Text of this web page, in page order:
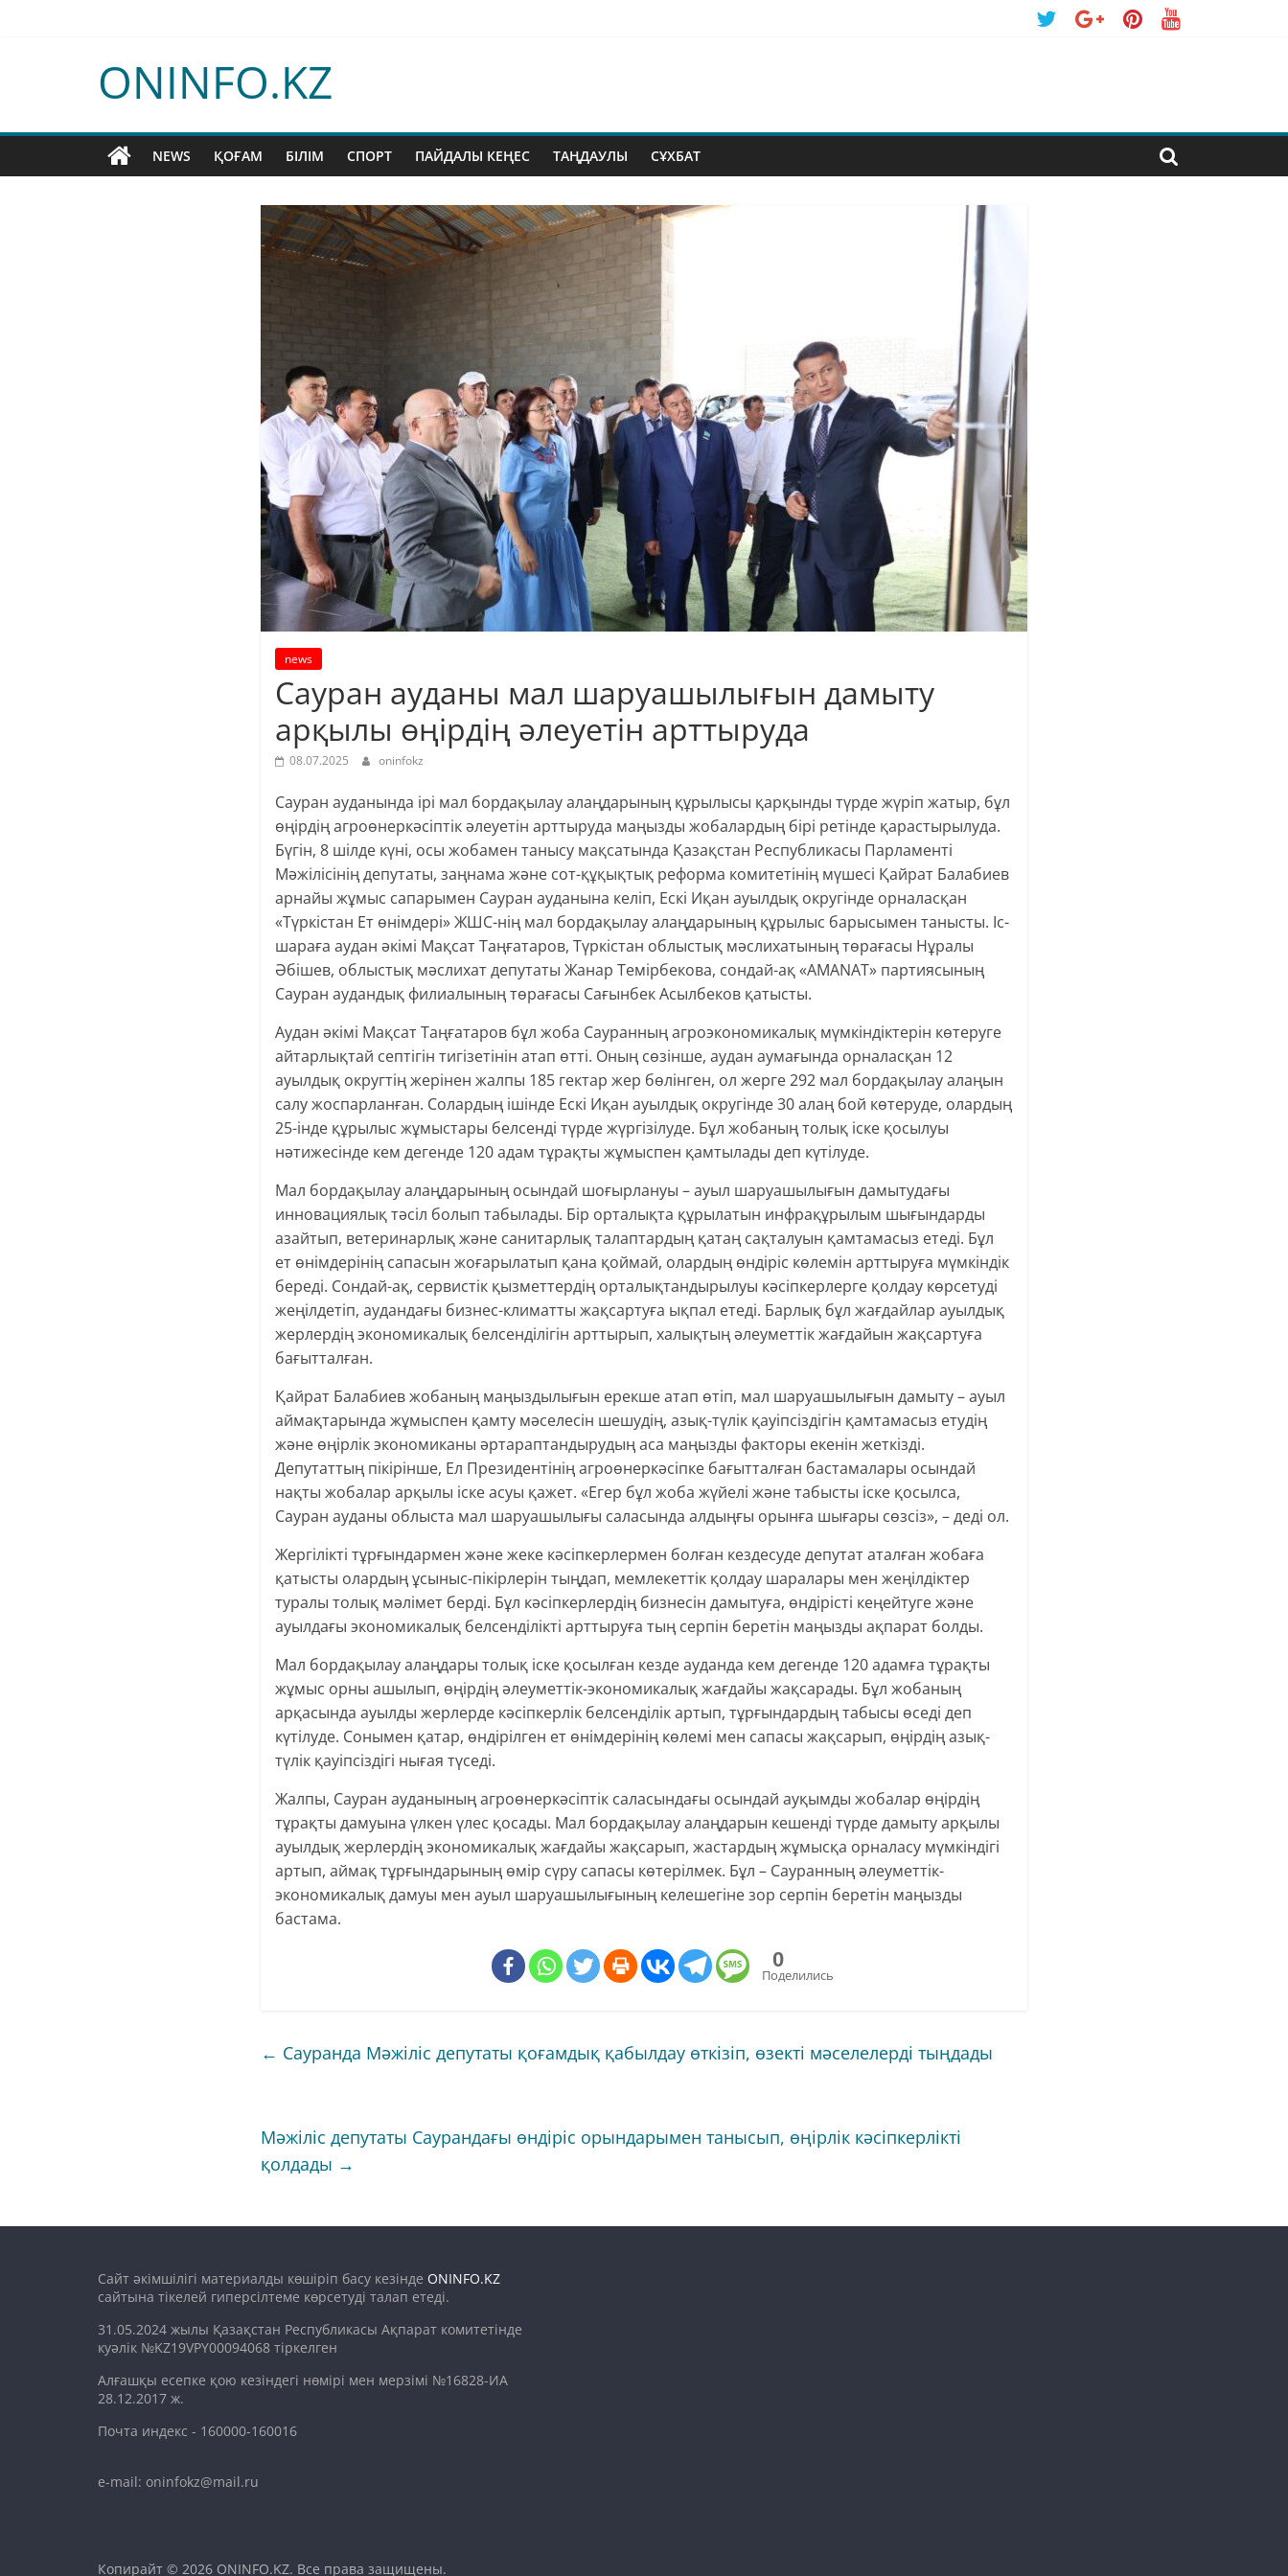
ONINFO.KZ
NEWS ҚОҒАМ БІЛІМ СПОРТ ПАЙДАЛЫ КЕҢЕС ТАҢДАУЛЫ СҰХБАТ
news
Сауран ауданы мал шаруашылығын дамыту
арқылы өңірдің әлеуетін арттыруда
08.07.2025 oninfokz
Сауран ауданында ірі мал бордақылау алаңдарының құрылысы қарқынды түрде жүріп жатыр, бұл
өңірдің агроөнеркәсіптік әлеуетін арттыруда маңызды жобалардың бірі ретінде қарастырылуда.
Бүгін, 8 шілде күні, осы жобамен танысу мақсатында Қазақстан Республикасы Парламенті
Мәжілісінің депутаты, заңнама және сот-құқықтық реформа комитетінің мүшесі Қайрат Балабиев
арнайы жұмыс сапарымен Сауран ауданына келіп, Ескі Иқан ауылдық округінде орналасқан
«Түркістан Ет өнімдері» ЖШС-нің мал бордақылау алаңдарының құрылыс барысымен танысты. Іс-
шараға аудан әкімі Мақсат Таңғатаров, Түркістан облыстық мәслихатының төрағасы Нұралы
Әбішев, облыстық мәслихат депутаты Жанар Темірбекова, сондай-ақ «AMANAT» партиясының
Сауран аудандық филиалының төрағасы Сағынбек Асылбеков қатысты.
Аудан әкімі Мақсат Таңғатаров бұл жоба Сауранның агроэкономикалық мүмкіндіктерін көтеруге
айтарлықтай септігін тигізетінін атап өтті. Оның сөзінше, аудан аумағында орналасқан 12
ауылдық округтің жерінен жалпы 185 гектар жер бөлінген, ол жерге 292 мал бордақылау алаңын
салу жоспарланған. Солардың ішінде Ескі Иқан ауылдық округінде 30 алаң бой көтеруде, олардың
25-інде құрылыс жұмыстары белсенді түрде жүргізілуде. Бұл жобаның толық іске қосылуы
нәтижесінде кем дегенде 120 адам тұрақты жұмыспен қамтылады деп күтілуде.
Мал бордақылау алаңдарының осындай шоғырлануы – ауыл шаруашылығын дамытудағы
инновациялық тәсіл болып табылады. Бір орталықта құрылатын инфрақұрылым шығындарды
азайтып, ветеринарлық және санитарлық талаптардың қатаң сақталуын қамтамасыз етеді. Бұл
ет өнімдерінің сапасын жоғарылатып қана қоймай, олардың өндіріс көлемін арттыруға мүмкіндік
береді. Сондай-ақ, сервистік қызметтердің орталықтандырылуы кәсіпкерлерге қолдау көрсетуді
жеңілдетіп, аудандағы бизнес-климатты жақсартуға ықпал етеді. Барлық бұл жағдайлар ауылдық
жерлердің экономикалық белсенділігін арттырып, халықтың әлеуметтік жағдайын жақсартуға
бағытталған.
Қайрат Балабиев жобаның маңыздылығын ерекше атап өтіп, мал шаруашылығын дамыту – ауыл
аймақтарында жұмыспен қамту мәселесін шешудің, азық-түлік қауіпсіздігін қамтамасыз етудің
және өңірлік экономиканы әртараптандырудың аса маңызды факторы екенін жеткізді.
Депутаттың пікірінше, Ел Президентінің агроөнеркәсіпке бағытталған бастамалары осындай
нақты жобалар арқылы іске асуы қажет. «Егер бұл жоба жүйелі және табысты іске қосылса,
Сауран ауданы облыста мал шаруашылығы саласында алдыңғы орынға шығары сөзсіз», – деді ол.
Жергілікті тұрғындармен және жеке кәсіпкерлермен болған кездесуде депутат аталған жобаға
қатысты олардың ұсыныс-пікірлерін тыңдап, мемлекеттік қолдау шаралары мен жеңілдіктер
туралы толық мәлімет берді. Бұл кәсіпкерлердің бизнесін дамытуға, өндірісті кеңейтуге және
ауылдағы экономикалық белсенділікті арттыруға тың серпін беретін маңызды ақпарат болды.
Мал бордақылау алаңдары толық іске қосылған кезде ауданда кем дегенде 120 адамға тұрақты
жұмыс орны ашылып, өңірдің әлеуметтік-экономикалық жағдайы жақсарады. Бұл жобаның
арқасында ауылды жерлерде кәсіпкерлік белсенділік артып, тұрғындардың табысы өседі деп
күтілуде. Сонымен қатар, өндірілген ет өнімдерінің көлемі мен сапасы жақсарып, өңірдің азық-
түлік қауіпсіздігі нығая түседі.
Жалпы, Сауран ауданының агроөнеркәсіптік саласындағы осындай ауқымды жобалар өңірдің
тұрақты дамуына үлкен үлес қосады. Мал бордақылау алаңдарын кешенді түрде дамыту арқылы
ауылдық жерлердің экономикалық жағдайы жақсарып, жастардың жұмысқа орналасу мүмкіндігі
артып, аймақ тұрғындарының өмір сүру сапасы көтерілмек. Бұл – Сауранның әлеуметтік-
экономикалық дамуы мен ауыл шаруашылығының келешегіне зор серпін беретін маңызды
бастама.
0
Поделились
← Сауранда Мәжіліс депутаты қоғамдық қабылдау өткізіп, өзекті мәселелерді тыңдады
Мәжіліс депутаты Саурандағы өндіріс орындарымен танысып, өңірлік кәсіпкерлікті
қолдады →
Сайт әкімшілігі материалды көшіріп басу кезінде ONINFO.KZ
сайтына тікелей гиперсілтеме көрсетуді талап етеді.
31.05.2024 жылы Қазақстан Республикасы Ақпарат комитетінде
куәлік №KZ19VPY00094068 тіркелген
Алғашқы есепке қою кезіндегі нөмірі мен мерзімі №16828-ИА
28.12.2017 ж.
Почта индекс - 160000-160016
e-mail: oninfokz@mail.ru
Копирайт © 2026 ONINFO.KZ. Все права защищены.